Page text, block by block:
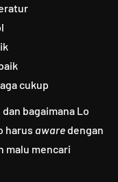
cukup
bagaimana Lo
harus aware dengan
malu mencari